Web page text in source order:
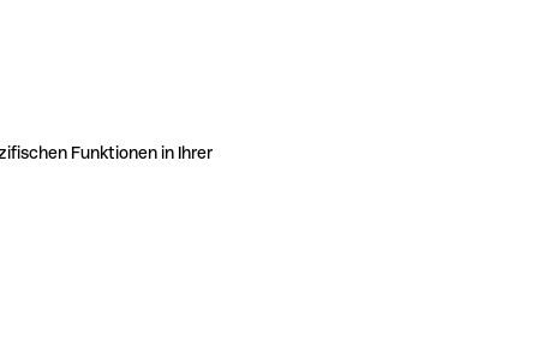
Funktionen in Ihrer